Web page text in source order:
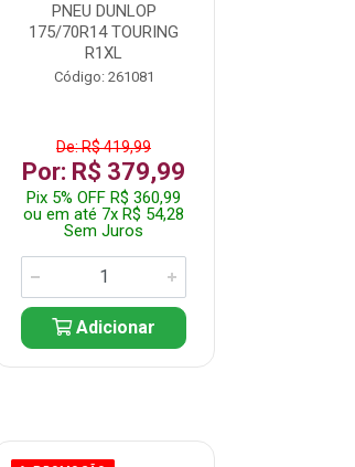
PNEU DUNLOP
175/70R14 TOURING
R1XL
Código: 261081
De: R$ 419,99
Por: R$ 379,99
Pix 5% OFF R$ 360,99
ou em até 7x R$ 54,28
Sem Juros
Adicionar